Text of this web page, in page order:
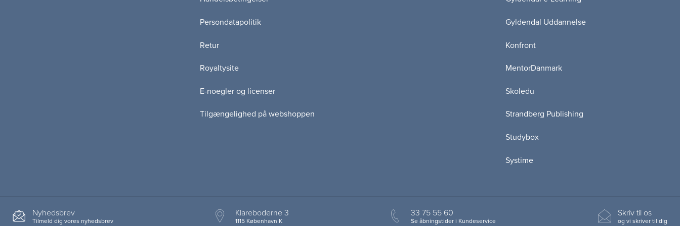
Persondatapolitik
Retur
Royaltysite
E-noegler og licenser
Tilgængelighed på webshoppen
Gyldendal Uddannelse
Konfront
MentorDanmark
Skoledu
Strandberg Publishing
Studybox
Systime
Nyhedsbrev
Tilmeld dig vores nyhedsbrev
Klareboderne 3
1115 København K
33 75 55 60
Se åbningstider i Kundeservice
Skriv til os
og vi skriver til dig